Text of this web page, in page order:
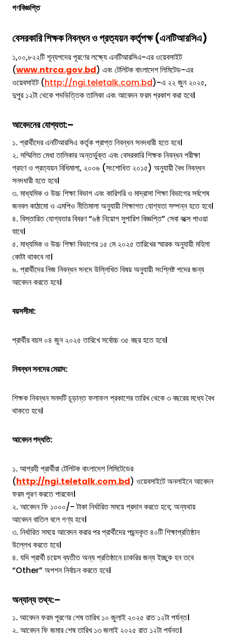
গণবিজ্ঞপ্তি
বেসরকারি শিক্ষক নিবন্ধন ও প্রত্যয়ন কর্তৃপক্ষ (এনটিআরসিএ)
১,০০,৮২২টি শূন্যপদের পূরণের লক্ষ্যে এনটিআরসিএ-এর ওয়েবসাইট
(www.ntrca.gov.bd) এবং টেলিটক বাংলাদেশ লিমিটেড-এর
ওয়েবসাইট (http://ngi.teletalk.com.bd)-এ ২২ জুন ২০২৫,
দুপুর ১২টা থেকে পদভিত্তিক তালিকা এবং আবেদন ফরম প্রকাশ করা হবে।
আবেদনের যোগ্যতা:–
১. প্রার্থীদের এনটিআরসিএ কর্তৃক প্রাপ্ত নিবন্ধন সনদধারী হতে হবে।
২. সম্মিলিত মেধা তালিকার অন্তর্ভুক্ত এবং বেসরকারি শিক্ষক নিবন্ধন পরীক্ষা
গ্রহণ ও প্রত্যয়ন বিধিমালা, ২০০৬ (সংশোধিত ২০১৫) অনুযায়ী বৈধ নিবন্ধন
সনদধারী হতে হবে।
৩. মাধ্যমিক ও উচ্চ শিক্ষা বিভাগ এবং কারিগরি ও মাদ্রাসা শিক্ষা বিভাগের সর্বশেষ
জনবল কাঠামো ও এমপিও নীতিমালা অনুযায়ী শিক্ষাগত যোগ্যতা সম্পন্ন হতে হবে।
৪. বিস্তারিত যোগ্যতার বিবরণ “৬ষ্ঠ নিয়োগ সুপারিশ বিজ্ঞপ্তি” সেবা বক্সে পাওয়া
যাবে।
৫. মাধ্যমিক ও উচ্চ শিক্ষা বিভাগের ১৫ মে ২০২৫ তারিখের স্মারক অনুযায়ী মহিলা
কোটা থাকবে না।
৬. প্রার্থীদের নিজ নিবন্ধন সনদে উল্লিখিত বিষয় অনুযায়ী সংশ্লিষ্ট পদের জন্য
আবেদন করতে হবে।
বয়সসীমা:
প্রার্থীর বয়স ০৪ জুন ২০২৫ তারিখে সর্বোচ্চ ৩৫ বছর হতে হবে।
নিবন্ধন সনদের মেয়াদ:
শিক্ষক নিবন্ধন সনদটি চূড়ান্ত ফলাফল প্রকাশের তারিখ থেকে ৩ বছরের মধ্যে বৈধ
থাকতে হবে।
আবেদন পদ্ধতি:
১. আগ্রহী প্রার্থীরা টেলিটক বাংলাদেশ লিমিটেডের
(http://ngi.teletalk.com.bd) ওয়েবসাইটে অনলাইনে আবেদন
ফরম পূরণ করতে পারবেন।
২. আবেদন ফি ১০০০/- টাকা নির্ধারিত সময়ে প্রদান করতে হবে; অন্যথায়
আবেদন বাতিল বলে গণ্য হবে।
৩. নির্ধারিত সময়ে আবেদন করার পর প্রার্থীদের পছন্দকৃত ৪০টি শিক্ষাপ্রতিষ্ঠান
উল্লেখ করতে হবে।
৪. যদি প্রার্থী চয়েস ব্যতীত অন্য প্রতিষ্ঠানে চাকরির জন্য ইচ্ছুক হন তবে
“Other” অপশন নির্বাচন করতে হবে।
অন্যান্য তথ্য:–
১. আবেদন ফরম পূরণের শেষ তারিখ ১০ জুলাই ২০২৫ রাত ১২টা পর্যন্ত।
২. আবেদন ফি জমার শেষ তারিখ ১৩ জুলাই ২০২৫ রাত ১২টা পর্যন্ত।